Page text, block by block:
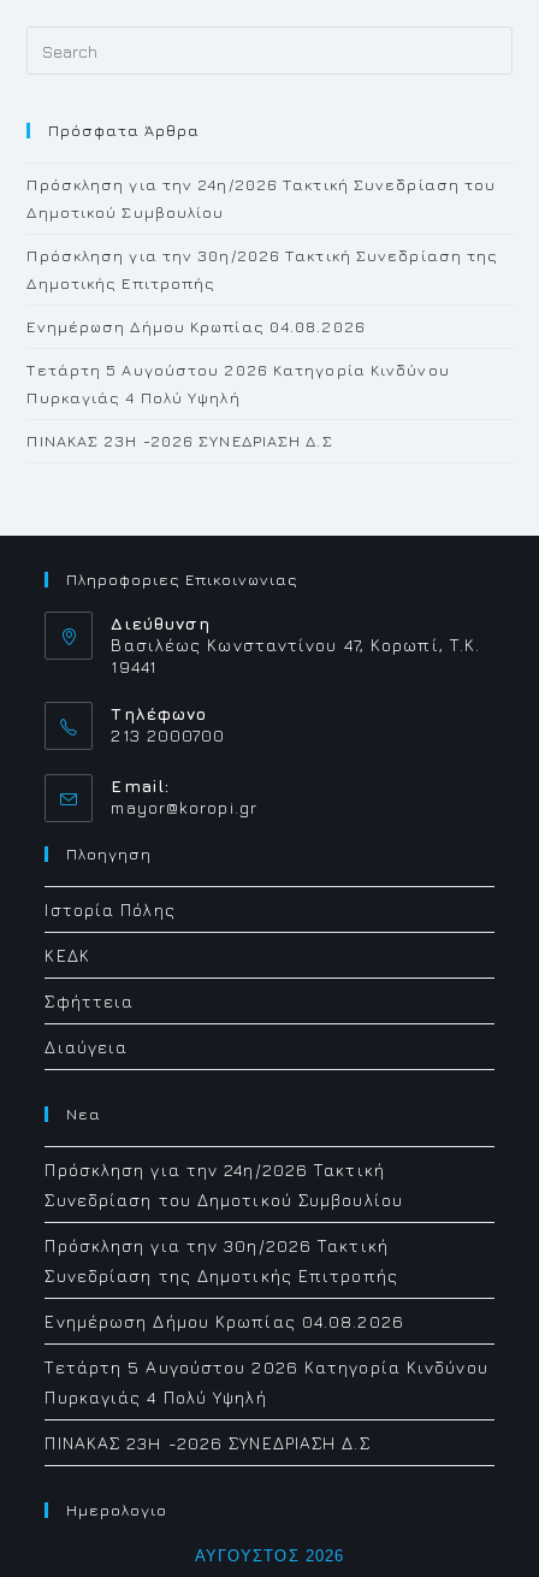
Πρόσφατα Άρθρα
Πρόσκληση για την 24η/2026 Τακτική Συνεδρίαση του
Δημοτικού Συμβουλίου
Πρόσκληση για την 30η/2026 Τακτική Συνεδρίαση της
Δημοτικής Επιτροπής
Ενημέρωση Δήμου Κρωπίας 04.08.2026
Τετάρτη 5 Αυγούστου 2026 Κατηγορία Κινδύνου
Πυρκαγιάς 4 Πολύ Υψηλή
ΠΙΝΑΚΑΣ 23H -2026 ΣΥΝΕΔΡΙΑΣΗ Δ.Σ
Πληροφοριες Επικοινωνιας
Διεύθυνση
Βασιλέως Κωνσταντίνου 47, Κορωπί, Τ.Κ.
19441
Τηλέφωνο
213 2000700
Email:
mayor@koropi.grOpens
Πλοηγηση
Ιστορία Πόλης
ΚΕΔΚ
Σφήττεια
Διαύγεια
Νεα
Πρόσκληση για την 24η/2026 Τακτική
Συνεδρίαση του Δημοτικού Συμβουλίου
Πρόσκληση για την 30η/2026 Τακτική
Συνεδρίαση της Δημοτικής Επιτροπής
Ενημέρωση Δήμου Κρωπίας 04.08.2026
Τετάρτη 5 Αυγούστου 2026 Κατηγορία Κινδύνου
Πυρκαγιάς 4 Πολύ Υψηλή
ΠΙΝΑΚΑΣ 23H -2026 ΣΥΝΕΔΡΙΑΣΗ Δ.Σ
Ημερολογιο
ΑΎΓΟΥΣΤΟΣ 2026